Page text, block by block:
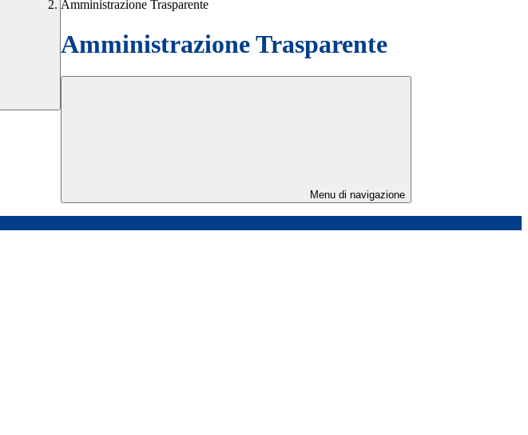
Amministrazione Trasparente
Amministrazione Trasparente
Menu di navigazione